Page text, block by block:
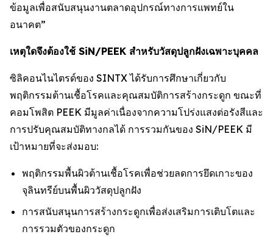
ข้อมูลเพื่อสนับสนุนงานตลาดอุปกรณ์ทางการแพทย์ใน
อนาคต”
เหตุใดจึงต้องใช้ SiN/PEEK สำหรับวัสดุปลูกฝังเฉพาะบุคคล
ซิลิคอนไนไตรด์ของ SINTX ได้รับการศึกษาเกี่ยวกับ
พฤติกรรมต้านเชื้อโรคและคุณสมบัติการสร้างกระดูก ขณะที่
คอมโพสิต PEEK มีมูลค่าเนื่องจากความโปร่งแสงต่อรังสีและ
การปรับคุณสมบัติทางกลได้ การรวมกันของ SiN/PEEK มี
เป้าหมายที่จะส่งมอบ:
พฤติกรรมพื้นผิวต้านเชื้อโรคเพื่อช่วยลดการยึดเกาะของ
จุลินทรีย์บนพื้นผิววัสดุปลูกฝัง
การสนับสนุนการสร้างกระดูกเพื่อส่งเสริมการเติบโตและ
การรวมตัวของกระดูก